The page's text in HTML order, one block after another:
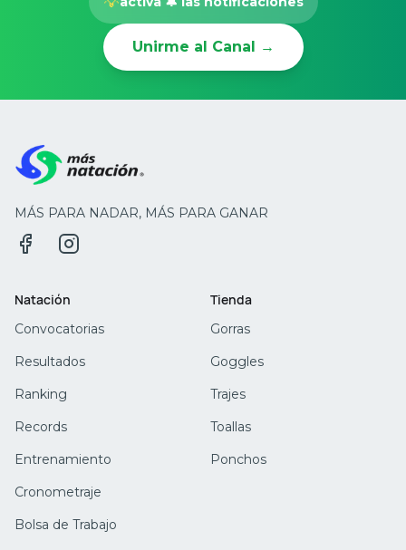
Unirme al Canal →
MÁS PARA NADAR, MÁS PARA GANAR
Natación
Convocatorias
Resultados
Ranking
Records
Entrenamiento
Cronometraje
Bolsa de Trabajo
Tienda
Gorras
Goggles
Trajes
Toallas
Ponchos